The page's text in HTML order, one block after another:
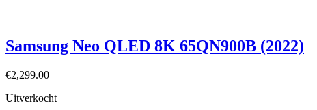
Samsung Neo QLED 8K 65QN900B (2022)
€2,299.00
Uitverkocht